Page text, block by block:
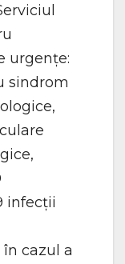
urgențe:
sindrom
infecții
cazul a